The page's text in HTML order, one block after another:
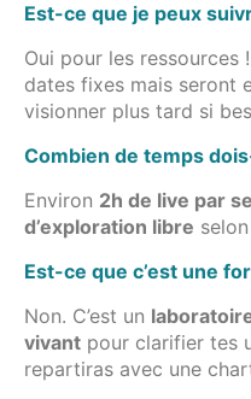
Est-ce que je peux
Oui pour les ressources
dates fixes mais seront
visionner plus tard si
Combien de temps
Environ 2h de live par
d’exploration libre
Est-ce que c’est une
Non. C’est un
vivant pour clarifier tes
repartiras avec une